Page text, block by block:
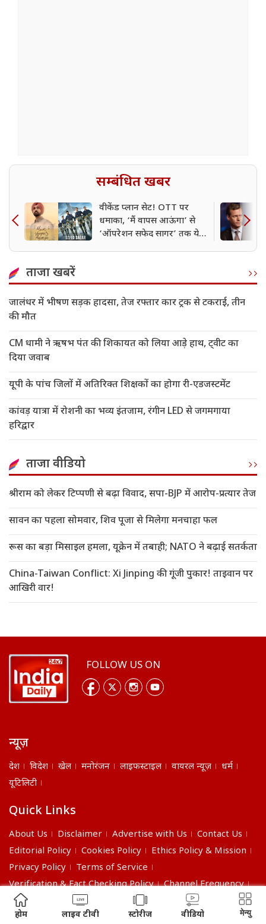
सम्बंधित खबर
वीकेंड प्लान सेट! OTT पर
धमाका, ‘मैं वापस आऊंगा’ से
‘ऑपरेशन सफेद सागर’ तक ये
ताजा खबरें
जालंधर में भीषण सड़क हादसा, तेज रफ्तार कार ट्रक से टकराई, तीन
की मौत
CM धामी ने ऋषभ पंत की शिकायत को लिया आड़े हाथ, ट्वीट का
दिया जवाब
यूपी के पांच जिलों में अतिरिक्त शिक्षकों का होगा री-एडजस्टमेंट
कांवड़ यात्रा में रोशनी का भव्य इंतजाम, रंगीन LED से जगमगाया
हरिद्वार
ताजा वीडियो
श्रीराम को लेकर टिप्पणी से बढ़ा विवाद, सपा-BJP में आरोप-प्रत्यार तेज
सावन का पहला सोमवार, शिव पूजा से मिलेगा मनचाहा फल
रूस का बड़ा मिसाइल हमला, यूक्रेन में तबाही; NATO ने बढ़ाई सतर्कता
China-Taiwan Conflict: Xi Jinping की गूंजी पुकार! ताइवान पर
आखिरी वार!
FOLLOW US ON
न्यूज़
देश विदेश खेल मनोरंजन लाइफस्टाइल वायरल न्यूज़
धर्म
यूटिलिटी
Quick Links
About Us Disclaimer Advertise with Us
Contact Us
Editorial Policy
Cookies Policy
Ethics Policy & Mission
Privacy Policy
Terms of Service
Verification & Fact Checking Policy
Channel Frequency
©2026 India Daily. All right reserved.
होम लाइव टीवी स्टोरीज वीडियो मेन्यु